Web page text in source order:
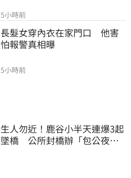
5小時前
長髮女穿內衣在家門口　他害
怕報警真相曝
5小時前
生人勿近！鹿谷小半天連爆3起
墜橋 公所封橋辦「包公夜